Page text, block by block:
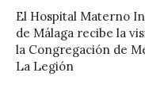
El Hospital Materno
de Málaga recibe la
la Congregación de
La Legión